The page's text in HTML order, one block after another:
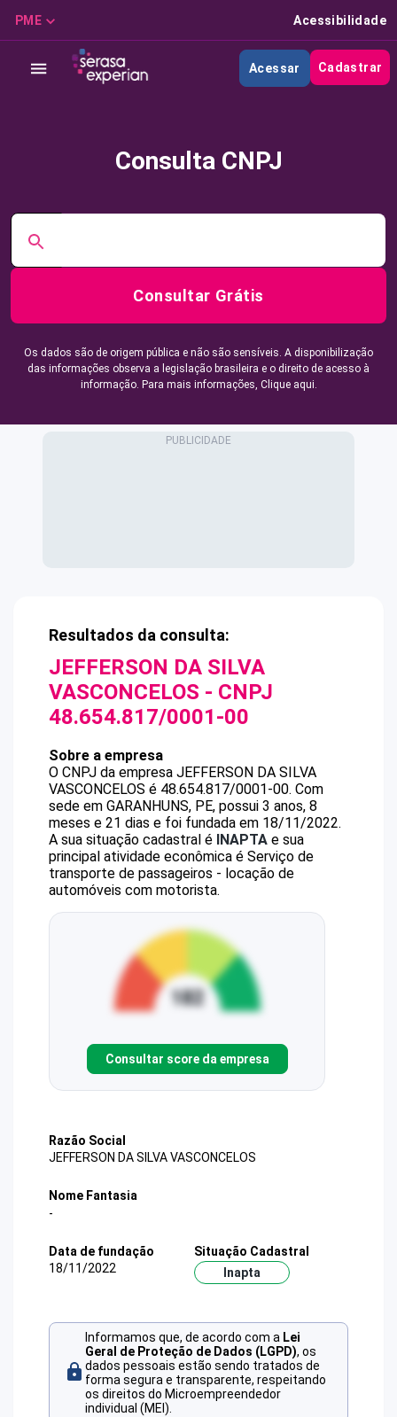
PME Acessibilidade
Acessar Cadastrar
Consulta CNPJ
Consultar Grátis
Os dados são de origem pública e não são sensíveis. A disponibilização
das informações observa a legislação brasileira e o direito de acesso à
informação. Para mais informações, Clique aqui.
Resultados da consulta:
JEFFERSON DA SILVA
VASCONCELOS - CNPJ
48.654.817/0001-00
Sobre a empresa
O CNPJ da empresa JEFFERSON DA SILVA
VASCONCELOS é 48.654.817/0001-00. Com
sede em GARANHUNS, PE, possui 3 anos, 8
meses e 21 dias e foi fundada em 18/11/2022.
A sua situação cadastral é INAPTA e sua
principal atividade econômica é Serviço de
transporte de passageiros - locação de
automóveis com motorista.
Consultar score da empresa
Razão Social
JEFFERSON DA SILVA VASCONCELOS
Nome Fantasia
-
Data de fundação
18/11/2022
Situação Cadastral
Inapta
Informamos que, de acordo com a Lei
Geral de Proteção de Dados (LGPD), os
dados pessoais estão sendo tratados de
forma segura e transparente, respeitando
os direitos do Microempreendedor
individual (MEI).